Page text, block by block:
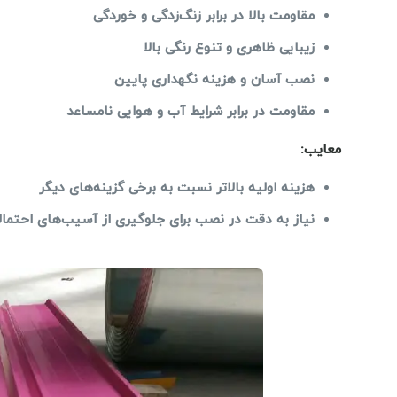
مقاومت بالا در برابر زنگ‌زدگی و خوردگی
زیبایی ظاهری و تنوع رنگی بالا
نصب آسان و هزینه نگهداری پایین
مقاومت در برابر شرایط آب و هوایی نامساعد
معایب:
هزینه اولیه بالاتر نسبت به برخی گزینه‌های دیگر
نیاز به دقت در نصب برای جلوگیری از آسیب‌های